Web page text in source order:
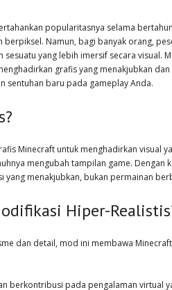
popularitasnya selama
Namun, bagi banyak orang,
yang lebih imersif secara visual.
grafis yang menakjubkan
sentuhan baru pada gameplay Anda.
Minecraft untuk menghadirkan visual
mengubah tampilan game.
menakjubkan, bukan permainan
Hiper-
dan detail, mod ini membawa
berkontribusi pada pengalaman virtual